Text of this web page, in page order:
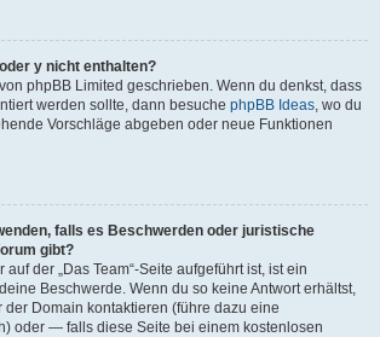
y nicht enthalten?
phpBB Limited geschrieben. Wenn du denkst, dass
werden sollte, dann besuche phpBB Ideas, wo du
Vorschläge abgeben oder neue Funktionen
falls es Beschwerden oder juristische
gibt?
auf der „Das Team“-Seite aufgeführt ist, ist ein
Beschwerde. Wenn du so keine Antwort erhältst,
der Domain kontaktieren (führe dazu eine
oder — falls diese Seite bei einem kostenlosen